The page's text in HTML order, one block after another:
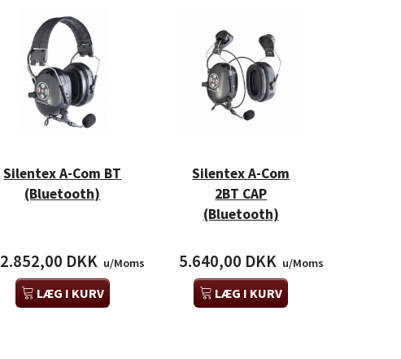
Silentex A-Com BT
(Bluetooth)
2.852,00 DKK u/Moms
LÆG I KURV
Silentex A-Com
2BT CAP
(Bluetooth)
5.640,00 DKK u/Moms
LÆG I KURV